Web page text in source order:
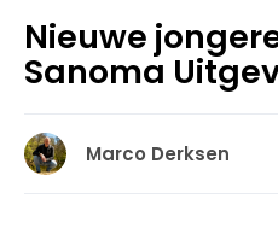
Nieuwe
Sanoma
Marco Derksen